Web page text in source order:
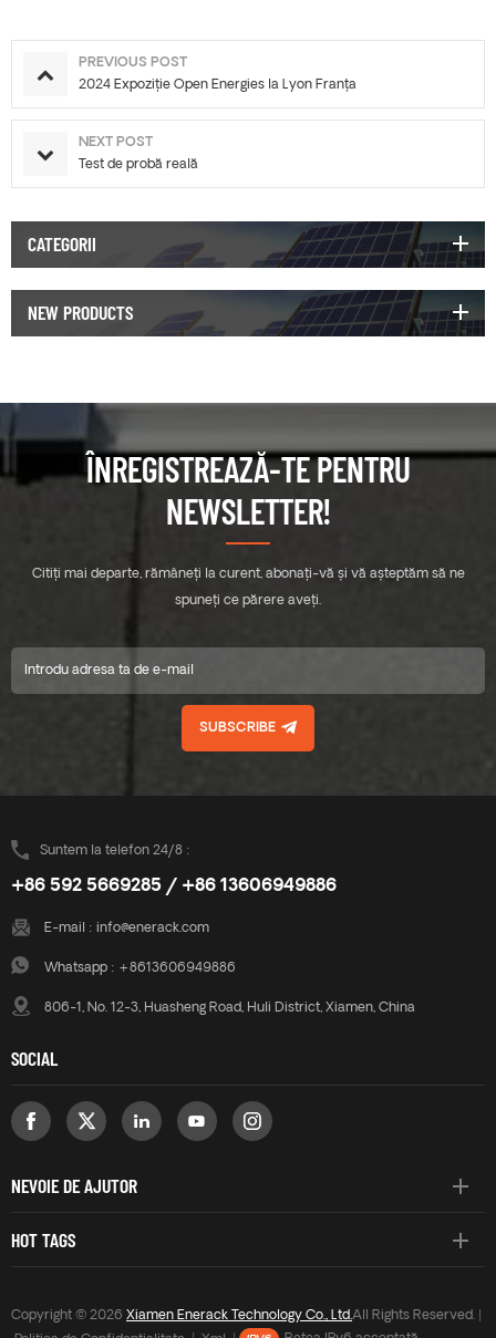
PREVIOUS POST
2024 Expoziție Open Energies la Lyon Franța
NEXT POST
Test de probă reală
CATEGORII
NEW PRODUCTS
ÎNREGISTREAZĂ-TE PENTRU
NEWSLETTER!
Citiți mai departe, rămâneți la curent, abonați-vă și vă așteptăm să ne
spuneți ce părere aveți.
SUBSCRIBE
Suntem la telefon 24/8 :
+86 592 5669285 / +86 13606949886
E-mail : info@enerack.com
Whatsapp : +8613606949886
806-1, No. 12-3, Huasheng Road, Huli District, Xiamen, China
SOCIAL
NEVOIE DE AJUTOR
HOT TAGS
Copyright © 2026 Xiamen Enerack Technology Co., Ltd.All Rights Reserved. |